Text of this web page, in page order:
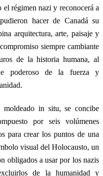
el régimen nazi y reconocerá a
hacer de Canadá su
arquitectura, arte, paisaje y
siempre cambiante
de la historia humana, al
poderoso de la fuerza y
in situ, se concibe
por seis volúmenes
para crear los puntos de una
visual del Holocausto, un
obligados a usar por los nazis
de la humanidad y